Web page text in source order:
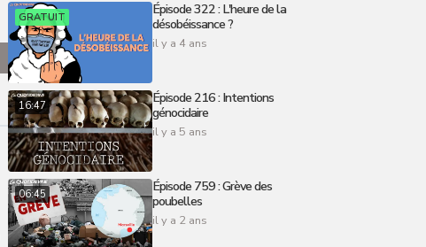
GRATUIT
Épisode 322 : L'heure de la
désobéissance ?
il y a 4 ans
16:47
Épisode 216 : Intentions
génocidaire
il y a 5 ans
06:45
Épisode 759 : Grève des
poubelles
il y a 2 ans